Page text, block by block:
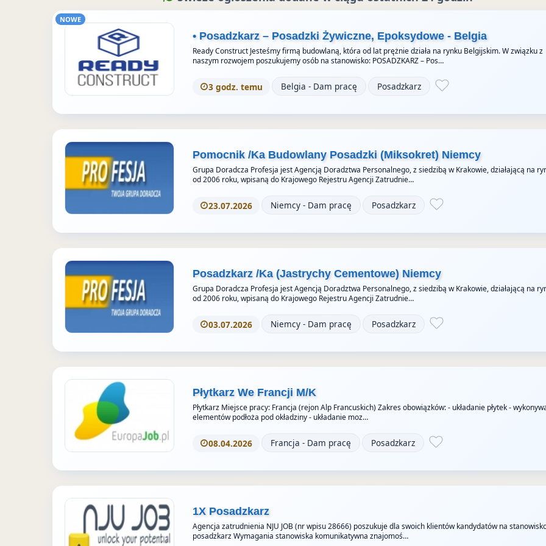
o
k
u
z
e
m
S
t
o
e
s
NOWE
• Posadzkarz – Posadzki Żywiczne, Epoksydowe - Belgia
Ready Construct Jesteśmy firmą budowlaną, która od lat prężnie działa na rynku Belgijskim. W związku z
naszym rozwojem poszukujemy osób na stanowisko: POSADZKARZ – Pos…
3 godz. temu Belgia - Dam pracę Posadzkarz
Pomocnik /Ka Budowlany Posadzki (Miksokret) Niemcy
Grupa Doradcza Profesja jest Agencją Doradztwa Personalnego, z siedzibą w Krakowie, działającą na
od 2006 roku, wpisaną do Krajowego Rejestru Agencji Zatrudnie…
23.07.2026 Niemcy - Dam pracę Posadzkarz
Posadzkarz /Ka (Jastrychy Cementowe) Niemcy
Grupa Doradcza Profesja jest Agencją Doradztwa Personalnego, z siedzibą w Krakowie, działającą na
od 2006 roku, wpisaną do Krajowego Rejestru Agencji Zatrudnie…
03.07.2026 Niemcy - Dam pracę Posadzkarz
Płytkarz We Francji M/K
Płytkarz Miejsce pracy: Francja (rejon Alp Francuskich) Zakres obowiązków: - układanie płytek -
elementów podłoża pod okładziny - układanie moz…
08.04.2026 Francja - Dam pracę Posadzkarz
1X Posadzkarz
Agencja zatrudnienia NJU JOB (nr wpisu 28666) poszukuje dla swoich klientów kandydatów na
posadzkarz Wymagania stanowiska komunikatywna znajomoś…